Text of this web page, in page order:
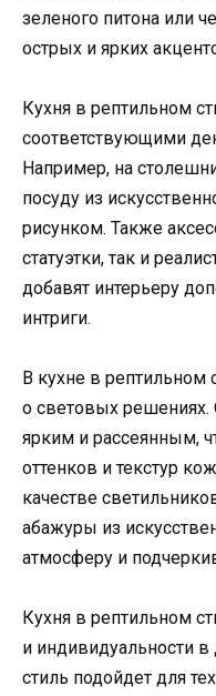
зеленого питона или
острых и ярких
Кухня в рептильном
соответствующими
Например, на
посуду из
рисунком. Также
статуэтки, так и
добавят интерьеру
интриги.
В кухне в рептильном
о световых
ярким и рассеянным,
оттенков и текстур
качестве
абажуры из
атмосферу и
Кухня в рептильном
и индивидуальности в
стиль подойдет для